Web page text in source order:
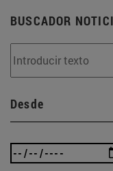
BUSCADOR
Desde